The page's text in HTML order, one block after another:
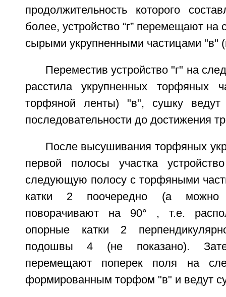
продолжительность которого
более, устройство “г” перемещают на
сырыми укрупненными частицами "в"
Переместив устройство "г" на
расстила укрупненных торфяных
торфяной ленты) "в", сушку
последовательности до достижения
После высушивания торфяных
первой полосы участка
следующую полосу с торфяными
катки 2 поочередно (а можно
поворачивают на 90° , т.е.
опорные катки 2
подошвы 4 (не показано).
перемещают поперек поля на
формированным торфом "в" и ведут